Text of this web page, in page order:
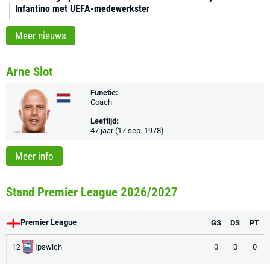
Infantino met UEFA-medewerkster
Meer nieuws
Arne Slot
Functie:
Coach
Leeftijd:
47 jaar (17 sep. 1978)
Meer info
Stand Premier League 2026/2027
Premier League GS DS PT
12 Ipswich 0 0 0